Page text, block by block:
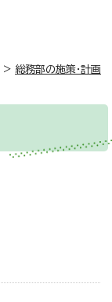
> 総務部の施策・計画